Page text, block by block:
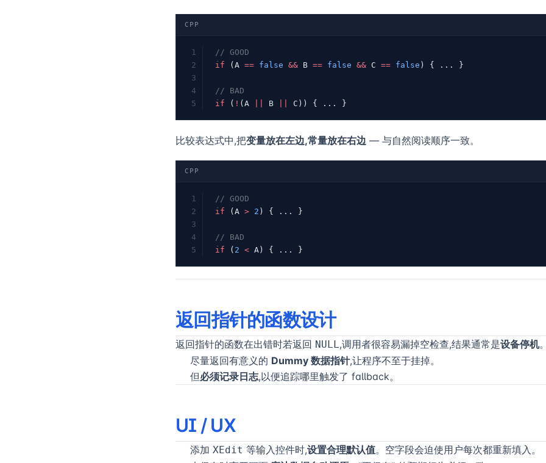
CPP
// GOOD
if (A == false && B == false && C == false ) { ... }
// BAD
if ( ! (A B C)) { ... }
比较表达式中,把变量放在左边,常量放在右边 — 与自然阅读顺序一致。
CPP
// GOOD
if (A > 2 ) { ... }
// BAD
if ( 2 < A) { ... }
返回指针的函数设计
返回指针的函数在出错时若返回 NULL,调用者很容易漏掉空检查,结果通常是设备停机
尽量返回有意义的 Dummy 数据指针,让程序不至于挂掉。
但必须记录日志,以便追踪哪里触发了 fallback。
UI / UX
添加 XEdit 等输入控件时,设置合理默认值。空字段会迫使用户每次都重新填入。